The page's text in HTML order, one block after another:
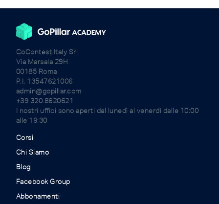
CoContest Italy Srl
Via Marsala 29H
00185 Roma
P.I. 13547621006
admin@gopillar.com
+39 320 8620621
I nostri uffici sono aperti dal lunedì al venerdì dalle 10:00
alle 19:30
Corsi
Chi Siamo
Blog
Facebook Group
Abbonamenti